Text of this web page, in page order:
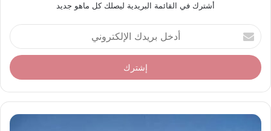
أشترك في القائمة البريدية ليصلك كل ماهو جديد
أ
د
خ
ل
ر
د